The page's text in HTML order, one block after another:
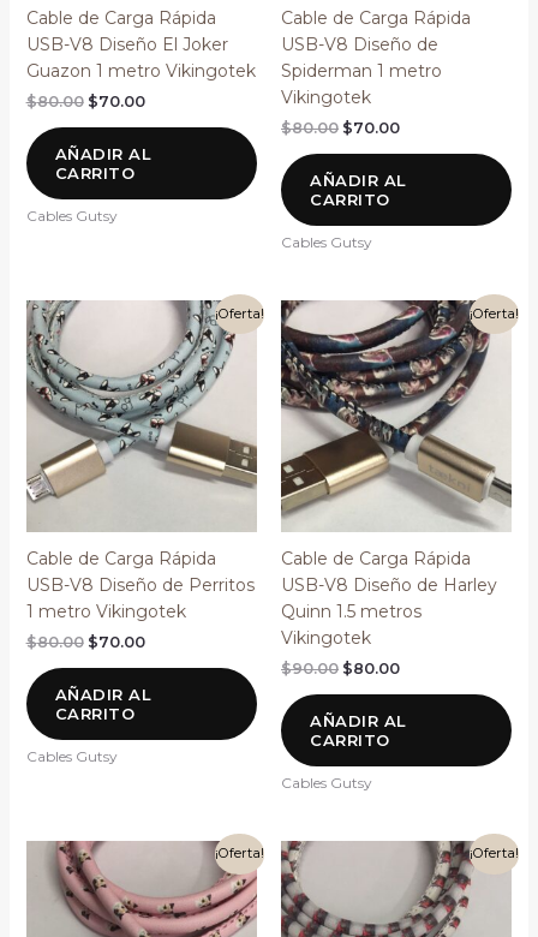
Cable de Carga Rápida
USB-V8 Diseño El Joker
Guazon 1 metro Vikingotek
$80.00 $70.00
AÑADIR AL
CARRITO
Cables Gutsy
Cable de Carga Rápida
USB-V8 Diseño de
Spiderman 1 metro
Vikingotek
$80.00 $70.00
AÑADIR AL
CARRITO
Cables Gutsy
¡Oferta!
Cable de Carga Rápida
USB-V8 Diseño de Perritos
1 metro Vikingotek
$80.00
$80.00.
$70.00
precio
actual
es:
$70.00.
AÑADIR AL
CARRITO
Cables Gutsy
¡Oferta!
Cable de Carga Rápida
USB-V8 Diseño de Harley
Quinn 1.5 metros
Vikingotek
$90.00
precio
original
era:
$90.00.
$80.00
El
precio
actual
es:
$80.00.
AÑADIR AL
CARRITO
Cables Gutsy
¡Oferta!
El
precio
original
era:
$80.00.
es:
$70.00.
¡Oferta!
$80.00.
precio
actual
es:
$70.00.